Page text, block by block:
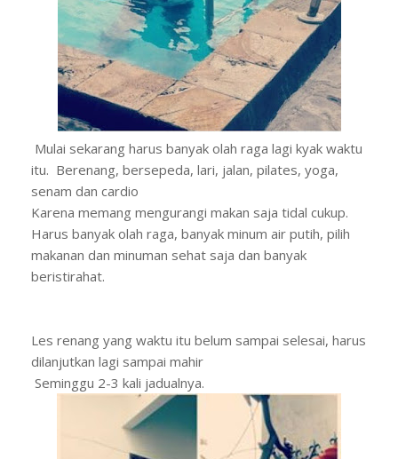
Mulai sekarang harus banyak olah raga lagi kyak waktu
itu. Berenang, bersepeda, lari, jalan, pilates, yoga,
senam dan cardio
Karena memang mengurangi makan saja tidal cukup.
Harus banyak olah raga, banyak minum air putih, pilih
makanan dan minuman sehat saja dan banyak
beristirahat.
Les renang yang waktu itu belum sampai selesai, harus
dilanjutkan lagi sampai mahir
Seminggu 2-3 kali jadualnya.